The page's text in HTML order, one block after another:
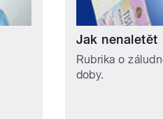
Jak nenaletět
Rubrika o
doby.